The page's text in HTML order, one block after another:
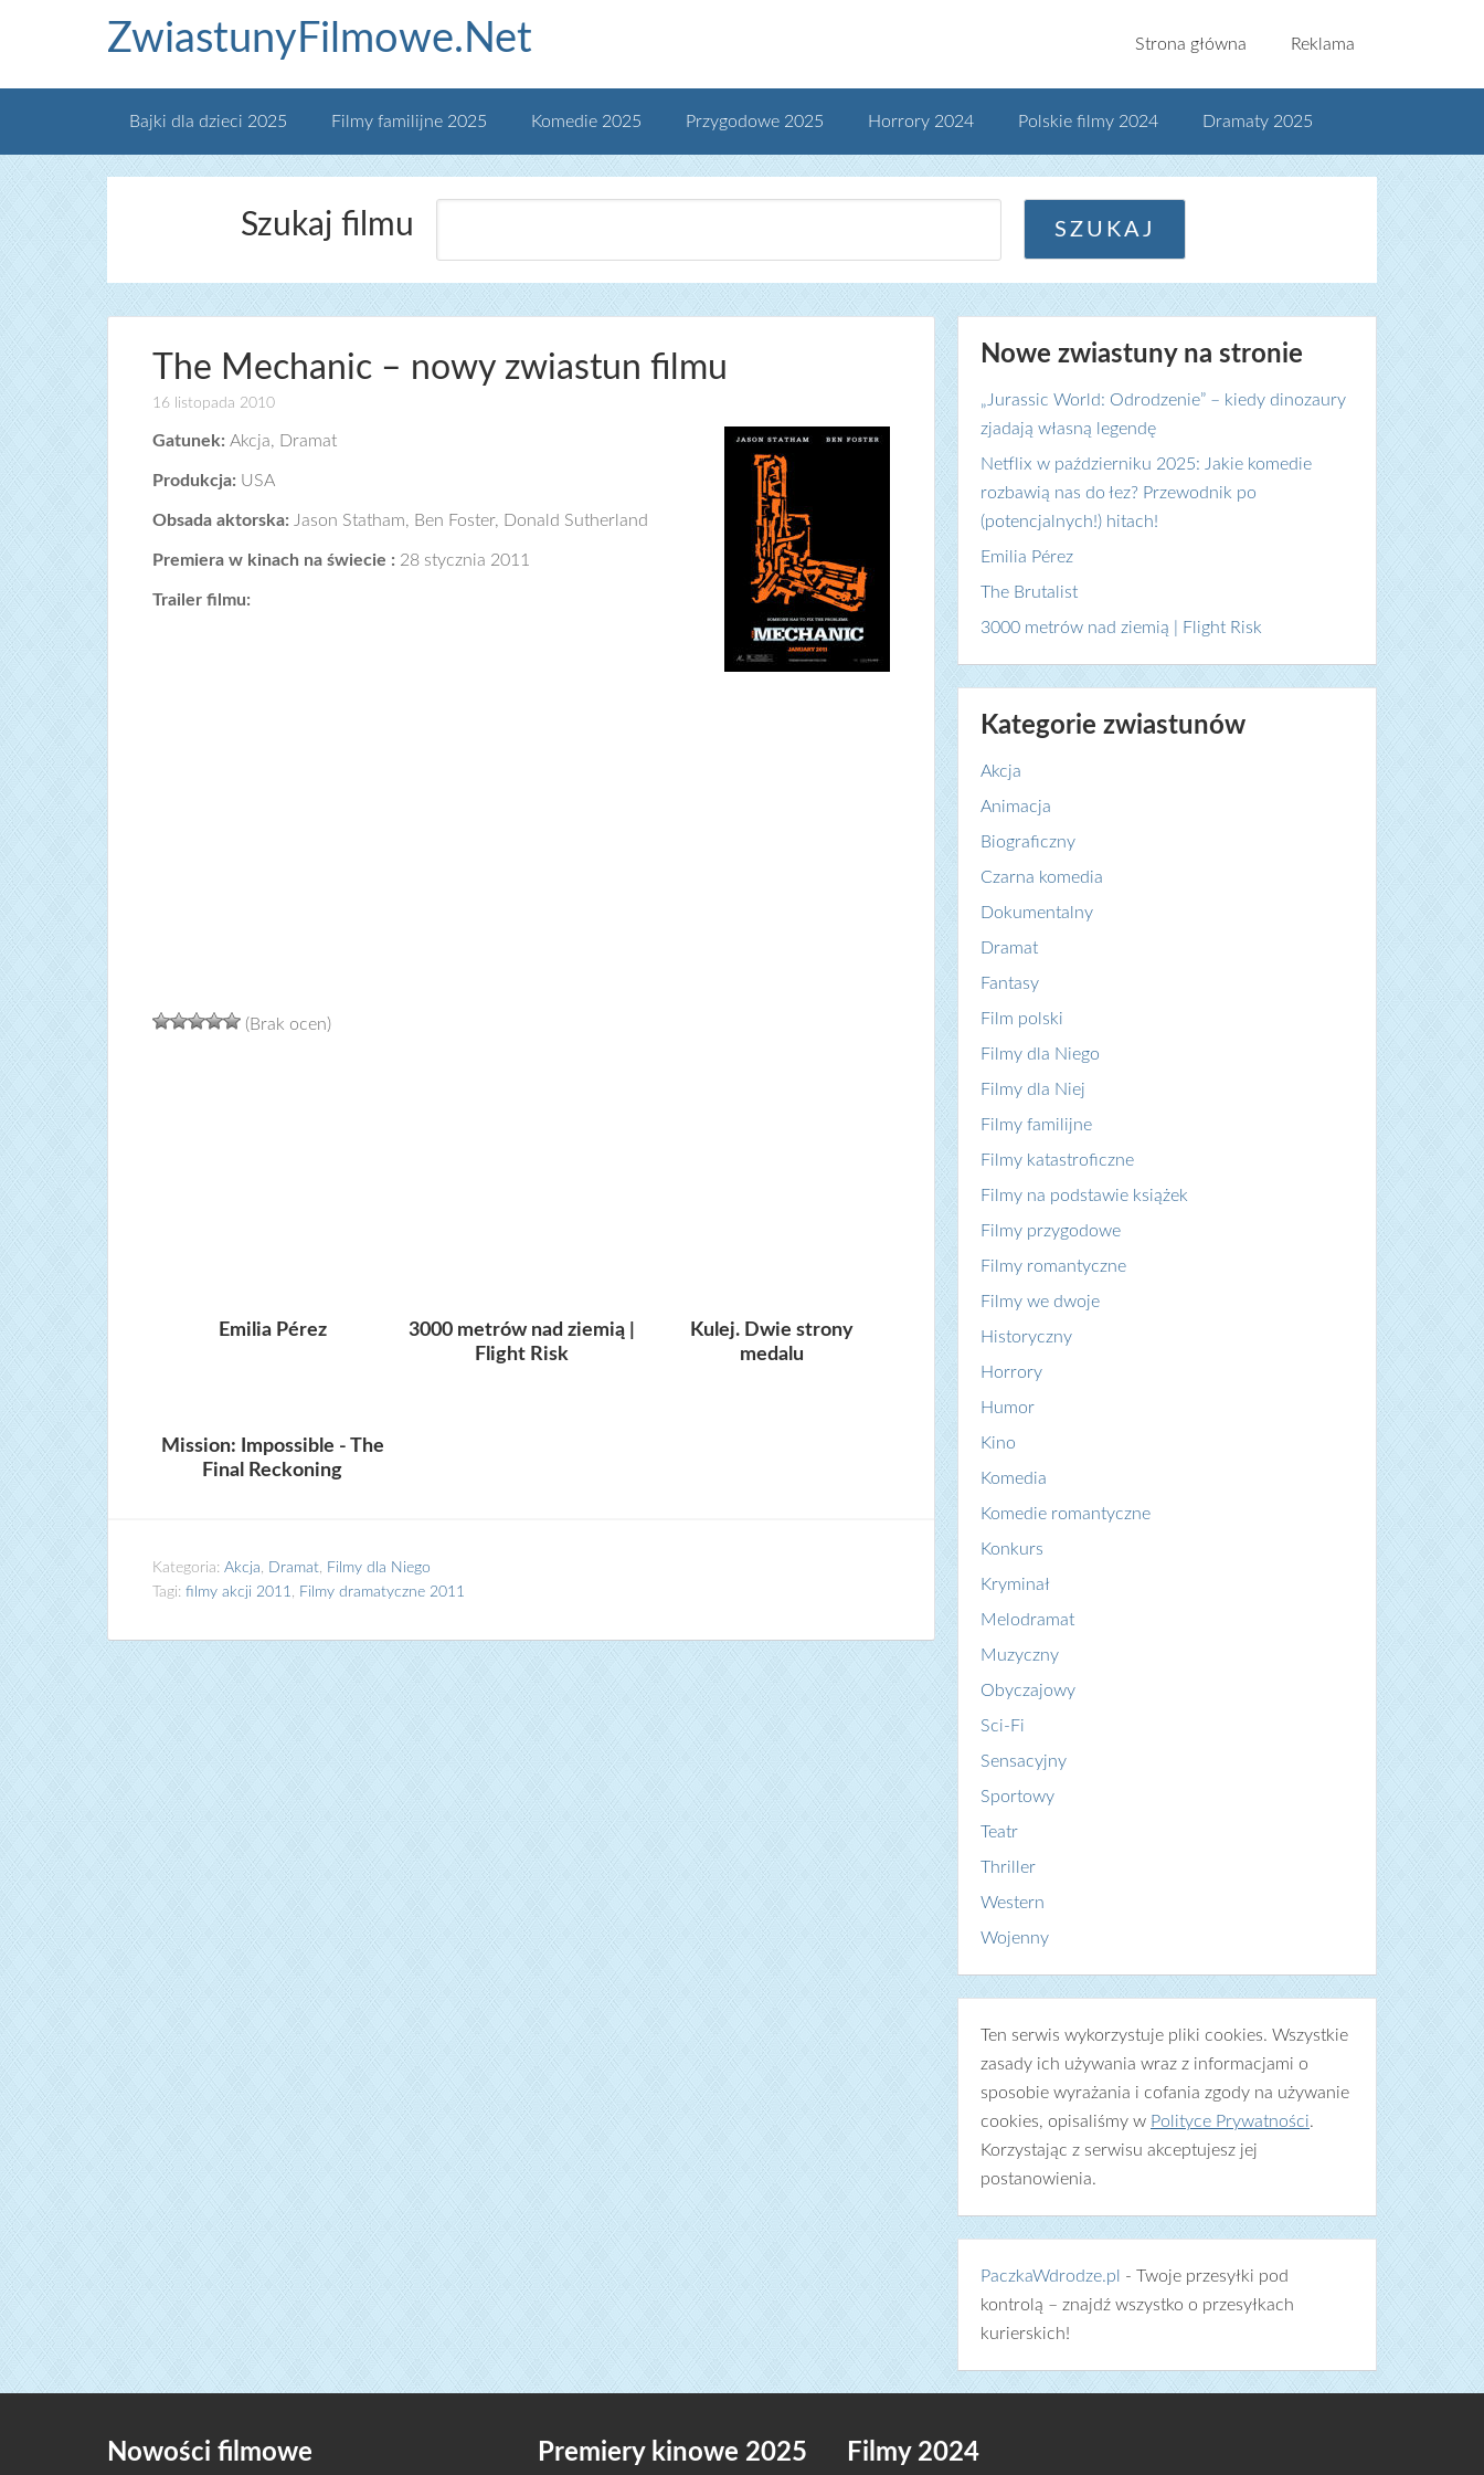
ZwiastunyFilmowe.Net Strona główna Reklama
Bajki dla dzieci 2025 Filmy familijne 2025 Komedie 2025 Przygodowe 2025 Horrory 2024 Polskie filmy 2024 Dramaty 2025
Szukaj filmu
The Mechanic – nowy zwiastun filmu
16 listopada 2010
Gatunek: Akcja, Dramat
Produkcja: USA
Obsada aktorska: Jason Statham, Ben Foster, Donald Sutherland
Premiera w kinach na świecie : 28 stycznia 2011
Trailer filmu:
(Brak ocen)
Emilia Pérez
3000 metrów nad ziemią |
Flight Risk
Kulej. Dwie strony
medalu
Mission: Impossible - The
Final Reckoning
Kategoria: Akcja, Dramat, Filmy dla Niego
Tagi: filmy akcji 2011, Filmy dramatyczne 2011
Nowe zwiastuny na stronie
„Jurassic World: Odrodzenie” – kiedy dinozaury
zjadają własną legendę
Netflix w październiku 2025: Jakie komedie
rozbawią nas do łez? Przewodnik po
(potencjalnych!) hitach!
Emilia Pérez
The Brutalist
3000 metrów nad ziemią | Flight Risk
Kategorie zwiastunów
Akcja
Animacja
Biograficzny
Czarna komedia
Dokumentalny
Dramat
Fantasy
Film polski
Filmy dla Niego
Filmy dla Niej
Filmy familijne
Filmy katastroficzne
Filmy na podstawie książek
Filmy przygodowe
Filmy romantyczne
Filmy we dwoje
Historyczny
Horrory
Humor
Kino
Komedia
Komedie romantyczne
Konkurs
Kryminał
Melodramat
Muzyczny
Obyczajowy
Sci-Fi
Sensacyjny
Sportowy
Teatr
Thriller
Western
Wojenny
Ten serwis wykorzystuje pliki cookies. Wszystkie
zasady ich używania wraz z informacjami o
sposobie wyrażania i cofania zgody na używanie
cookies, opisaliśmy w Polityce Prywatności.
Korzystając z serwisu akceptujesz jej
postanowienia.
PaczkaWdrodze.pl
- Twoje przesyłki pod
kontrolą – znajdź wszystko o przesyłkach
kurierskich!
Nowości filmowe Premiery kinowe 2025 Filmy 2024